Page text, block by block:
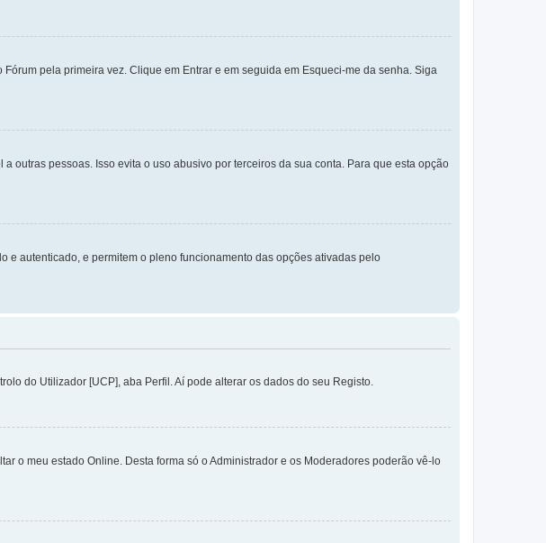
pela primeira vez. Clique em Entrar e em seguida em Esqueci-me da senha. Siga
outras pessoas. Isso evita o uso abusivo por terceiros da sua conta. Para que esta opção
e autenticado, e permitem o pleno funcionamento das opções ativadas pelo
do Utilizador [UCP], aba Perfil. Aí pode alterar os dados do seu Registo.
o meu estado Online. Desta forma só o Administrador e os Moderadores poderão vê-lo